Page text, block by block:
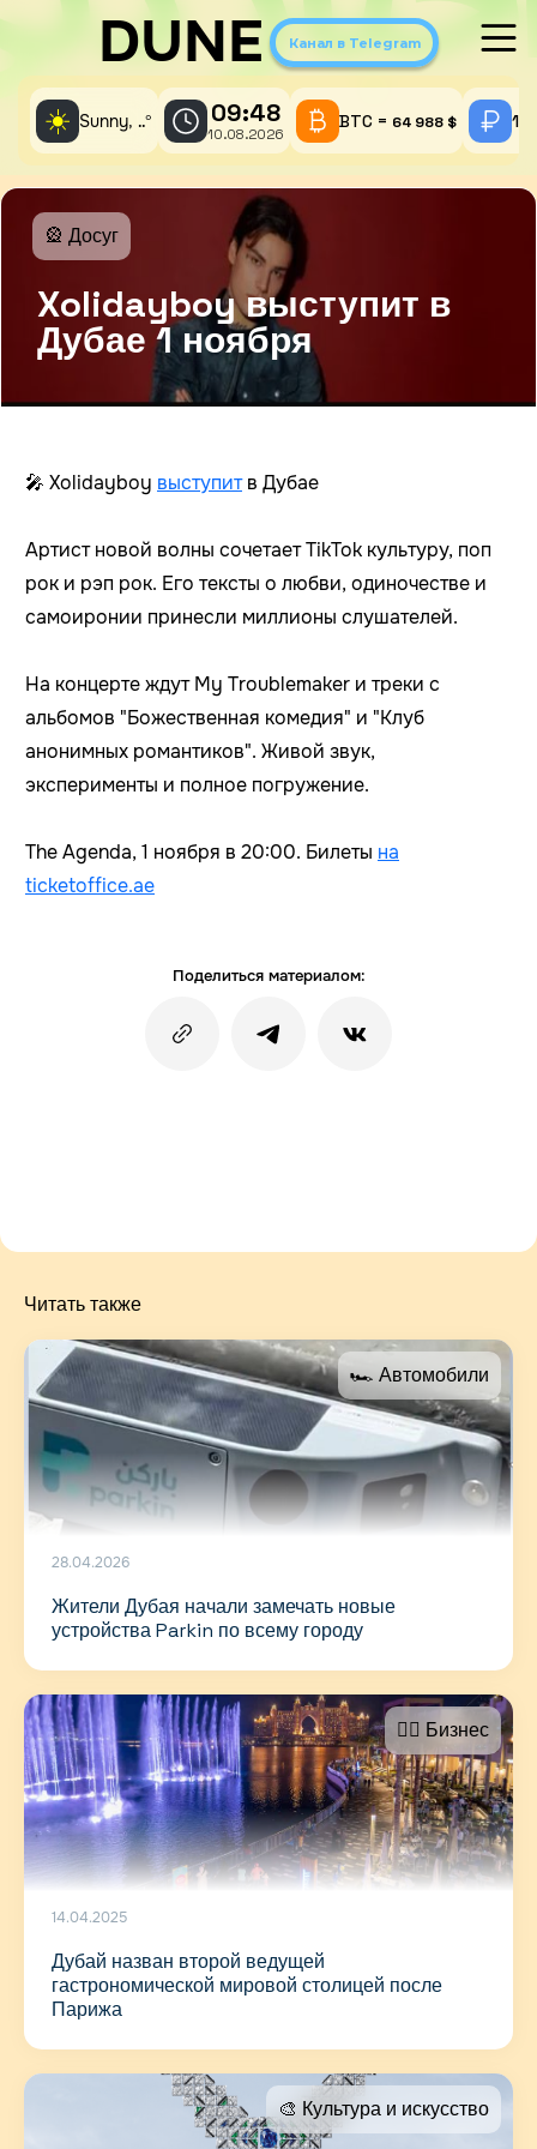
DUNE Канал в Telegram
☀️ Sunny, ..° 09:48
10.08.2026
BTC = 64 988 $ 1
Xolidayboy выступит в
Дубае 1 ноября
🎡 Досуг
🎤 Xolidayboy выступитв Дубае
Артист новой волны сочетает TikTok культуру, поп
рок и рэп рок. Его тексты о любви, одиночестве и
самоиронии принесли миллионы слушателей.
На концерте ждут My Troublemaker и треки с
альбомов "Божественная комедия" и "Клуб
анонимных романтиков". Живой звук,
эксперименты и полное погружение.
The Agenda, 1 ноября в 20:00. Билеты на
ticketoffice.ae
Поделиться материалом:
Читать также
🏎 Автомобили
28.04.2026
Жители Дубая начали замечать новые
устройства Parkin по всему городу
🤵‍♂️ Бизнес
14.04.2025
Дубай назван второй ведущей
гастрономической мировой столицей после
Парижа
🎨 Культура и искусство